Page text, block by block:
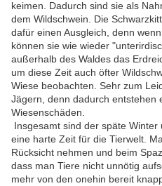
keimen. Dadurch sind sie als
dem Wildschwein. Die
dafür einen Ausgleich, denn
können sie wie wieder
außerhalb des Waldes das
um diese Zeit auch öfter
Wiese beobachten. Sehr zum
Jägern, denn dadurch entstehen
Wiesenschäden.
Insgesamt sind der späte
eine harte Zeit für die Tierwelt.
Rücksicht nehmen und beim
dass man Tiere nicht unnötig
mehr von den onehin bereit